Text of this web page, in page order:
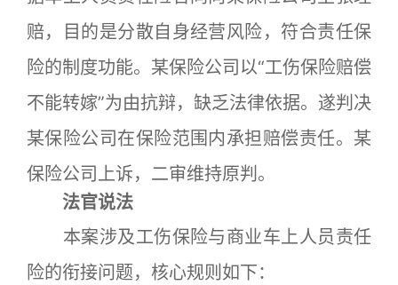
赔，目的是分散自身经营风险，符合责任保
险的制度功能。某保险公司以“工伤保险赔偿
不能转嫁”为由抗辩，缺乏法律依据。遂判决
某保险公司在保险范围内承担赔偿责任。某
保险公司上诉，二审维持原判。
法官说法
本案涉及工伤保险与商业车上人员责任
险的衔接问题，核心规则如下：